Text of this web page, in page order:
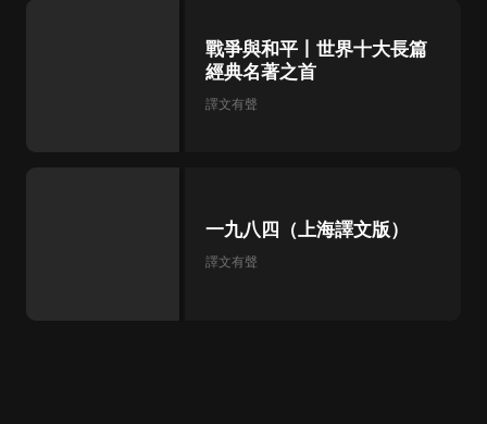
戰爭與和平丨世界十大長篇
經典名著之首
譯文有聲
一九八四（上海譯文版）
譯文有聲